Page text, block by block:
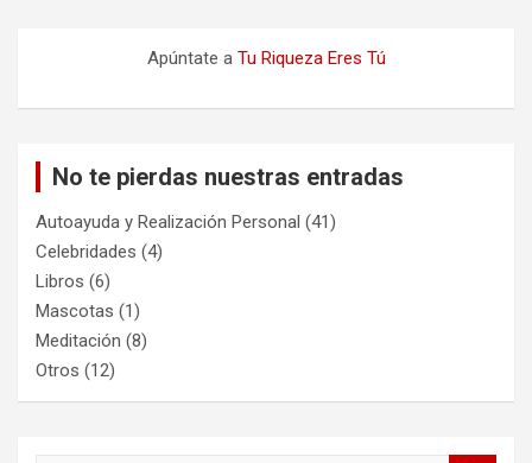
Apúntate a Tu Riqueza Eres Tú
No te pierdas nuestras entradas
Autoayuda y Realización Personal (41)
Celebridades (4)
Libros (6)
Mascotas (1)
Meditación (8)
Otros (12)